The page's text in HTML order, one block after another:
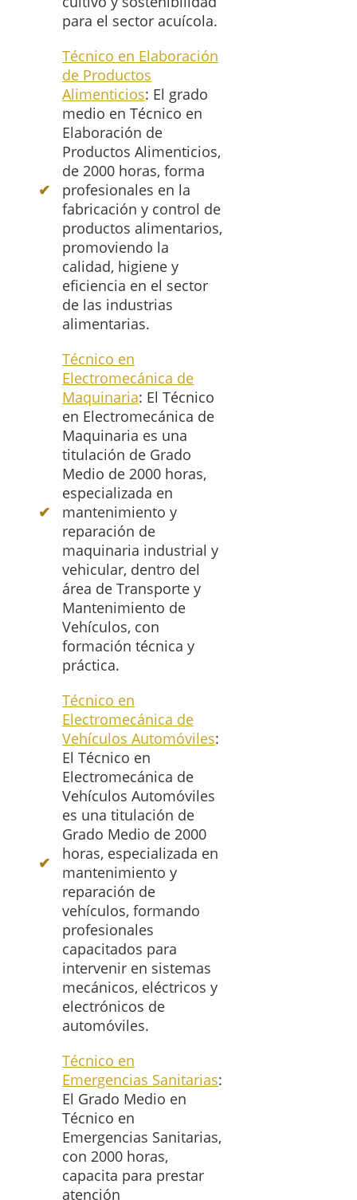
para el sector acuícola.
Técnico en Elaboración
de Productos
Alimenticios: El grado
medio en Técnico en
Elaboración de
Productos Alimenticios,
de 2000 horas, forma
profesionales en la
fabricación y control de
productos alimentarios,
promoviendo la
calidad, higiene y
eficiencia en el sector
de las industrias
alimentarias.
Técnico en
Electromecánica de
Maquinaria: El Técnico
en Electromecánica de
Maquinaria es una
titulación de Grado
Medio de 2000 horas,
especializada en
mantenimiento y
reparación de
maquinaria industrial y
vehicular, dentro del
área de Transporte y
Mantenimiento de
Vehículos, con
formación técnica y
práctica.
Técnico en
Electromecánica de
Vehículos Automóviles:
El Técnico en
Electromecánica de
Vehículos Automóviles
es una titulación de
Grado Medio de 2000
horas, especializada en
mantenimiento y
reparación de
vehículos, formando
profesionales
capacitados para
intervenir en sistemas
mecánicos, eléctricos y
electrónicos de
automóviles.
Técnico en
Emergencias Sanitarias:
El Grado Medio en
Técnico en
Emergencias Sanitarias,
con 2000 horas,
capacita para prestar
atención